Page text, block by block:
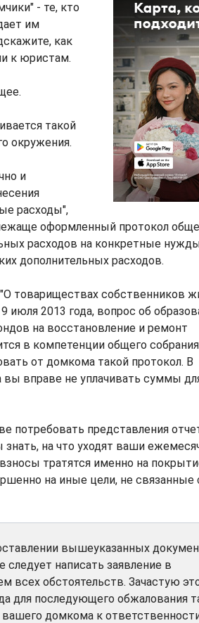
- те, кто
им
как
к юристам.
такой
окружения.
и
расходы",
оформленный протокол
расходов на конкретные
дополнительных расходов.
"О товариществах собственников
2013 года, вопрос об
на восстановление и ремонт
в компетенции общего собрания
от домкома такой протокол. В
вы вправе не уплачивать суммы
потребовать представления
на что уходят ваши
тратятся именно на
на иные цели, не связанные
вышеуказанных
следует написать заявление в
всех обстоятельств. Зачастую
для последующего обжалования
домкома к